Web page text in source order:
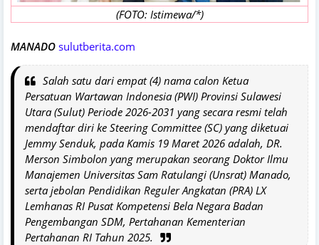
(FOTO: Istimewa/*)
MANADO sulutberita.com
Salah satu dari empat (4) nama calon Ketua
Persatuan Wartawan Indonesia (PWI) Provinsi Sulawesi
Utara (Sulut) Periode 2026-2031 yang secara resmi telah
mendaftar diri ke Steering Committee (SC) yang diketuai
Jemmy Senduk, pada Kamis 19 Maret 2026 adalah, DR.
Merson Simbolon yang merupakan seorang Doktor Ilmu
Manajemen Universitas Sam Ratulangi (Unsrat) Manado,
serta jebolan Pendidikan Reguler Angkatan (PRA) LX
Lemhanas RI Pusat Kompetensi Bela Negara Badan
Pengembangan SDM, Pertahanan Kementerian
Pertahanan RI Tahun 2025.